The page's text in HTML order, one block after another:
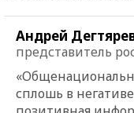
Андрей
представитель
сплошь в